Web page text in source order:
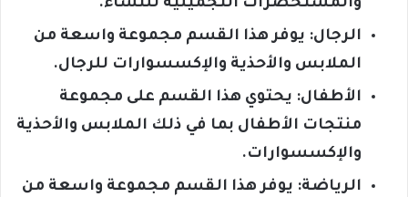
والمستحضرات التجميلية للنساء.
الرجال: يوفر هذا القسم مجموعة واسعة من
الملابس والأحذية والإكسسوارات للرجال.
الأطفال: يحتوي هذا القسم على مجموعة
منتجات الأطفال بما في ذلك الملابس والأحذية
والإكسسوارات.
الرياضة: يوفر هذا القسم مجموعة واسعة من